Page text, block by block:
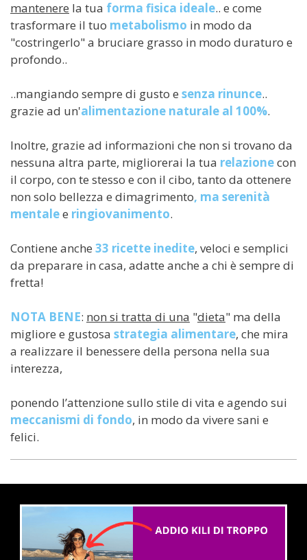
mantenere la tua forma fisica ideale.. e come
trasformare il tuo metabolismo in modo da
"costringerlo" a bruciare grasso in modo duraturo e
profondo..
..mangiando sempre di gusto e senza rinunce..
grazie ad un'alimentazione naturale al 100%.
Inoltre, grazie ad informazioni che non si trovano da
nessuna altra parte, migliorerai la tua relazionecon
il corpo, con te stesso e con il cibo, tanto da ottenere
non solo bellezza e dimagrimento, ma serenità
mentalee ringiovanimento.
Contiene anche 33 ricette inedite, veloci e semplici
da preparare in casa, adatte anche a chi è sempre di
fretta!
NOTA BENE: non si tratta di una "dieta" ma della
migliore e gustosa strategia alimentare, che mira
a realizzare il benessere della persona nella sua
interezza,
ponendo l’attenzione sullo stile di vita e agendo sui
meccanismi di fondo, in modo da vivere sani e
felici.